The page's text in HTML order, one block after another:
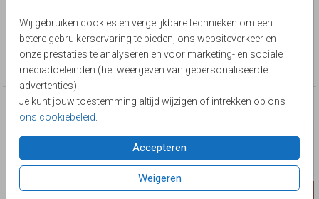
Wij gebruiken cookies en vergelijkbare technieken om een
betere gebruikerservaring te bieden, ons websiteverkeer en
onze prestaties te analyseren en voor marketing- en sociale
mediadoeleinden (het weergeven van gepersonaliseerde
advertenties).
Je kunt jouw toestemming altijd wijzigen of intrekken op ons
ons cookiebeleid
Accepteren
Weigeren
Dubbel langwerpig geboortekaartje voor een tweeling.
Met cognac kleur velvet look. Alles is te bewerken.
Collectie
Deze producten zijn wellicht ook iets voor je